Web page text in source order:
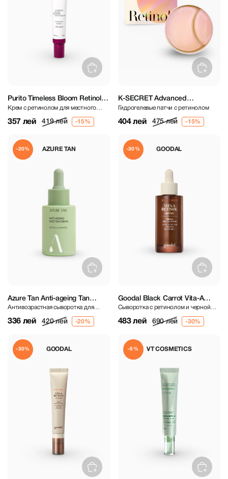
Purito Timeless Bloom Retinol
Spot Cream 30 ml
Крем с ретинолом для местного
357 лей 419 лей
K-SECRET Advanced
Regenerating Eye Gel Patches
60 pcs
Гидрогелевые патчи с ретинолом
404 лей 475 лей
AZURE TAN
-20%
Azure Tan Anti-ageing Tan
Serum 30 ml
Антивозрастная сыворотка для
336 лей 420 лей
GOODAL
-30%
Goodal Black Carrot Vita-A
Retinol Firming Ampoule 30 ml
Сыворотка с ретинолом и черной
483 лей 690 лей
GOODAL
-30% VT COSMETICS
-5%